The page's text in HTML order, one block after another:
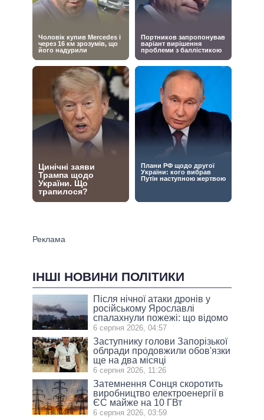
ІНШІ НОВИНИ ПОЛІТИКИ
Після нічної атаки дронів у
російському Ярославлі
спалахнули пожежі: що відомо
6 серпня 2026, 04:57
Заступнику голови Запорізької
облради продовжили обов'язки
ще на два місяці
6 серпня 2026, 11:26
Затемнення Сонця скоротить
виробництво електроенергії в
ЄС майже на 10 ГВт
6 серпня 2026, 03:59